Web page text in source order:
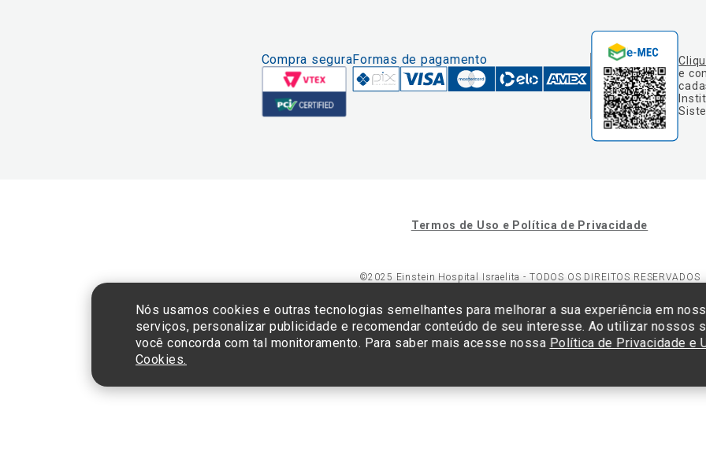
Compra seguraFormas de pagamento
e
Termos de Uso e Política de Privacidade
©2025 Einstein Hospital Israelita - TODOS OS DIREITOS RESERVADOS
Nós usamos cookies e outras tecnologias semelhantes para melhorar a sua experiência em
serviços, personalizar publicidade e recomendar conteúdo de seu interesse. Ao utilizar nossos
você concorda com tal monitoramento. Para saber mais acesse nossa Política de Privacidade e
Cookies.